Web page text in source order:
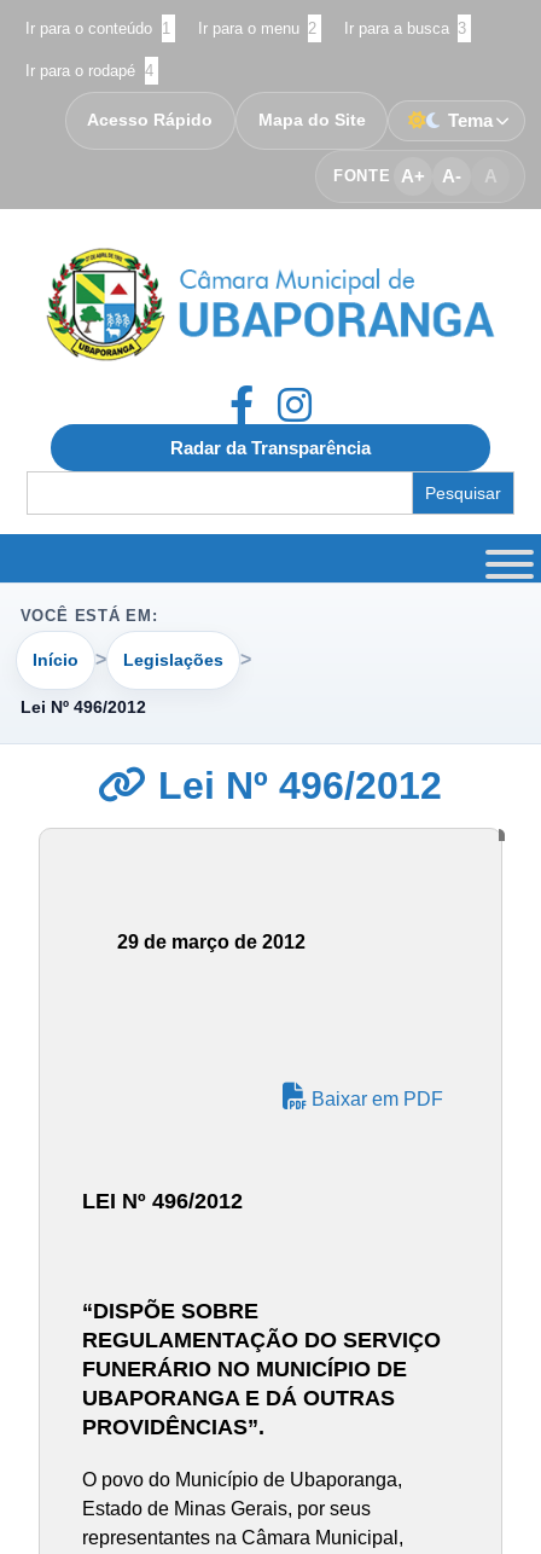
Ir para o conteúdo 1 Ir para o menu 2 Ir para a busca 3
Ir para o rodapé 4
FONTE A+ A- A
Acesso Rápido Mapa do Site Tema
Radar da Transparência
for:
VOCÊ ESTÁ EM:
Início Legislações
Lei Nº 496/2012
Lei Nº 496/2012
29 de março de 2012
Baixar em PDF
LEI Nº 496/2012
“DISPÕE SOBRE
REGULAMENTAÇÃO DO SERVIÇO
FUNERÁRIO NO MUNICÍPIO DE
UBAPORANGA E DÁ OUTRAS
PROVIDÊNCIAS”.
O povo do Município de Ubaporanga,
Estado de Minas Gerais, por seus
representantes na Câmara Municipal,